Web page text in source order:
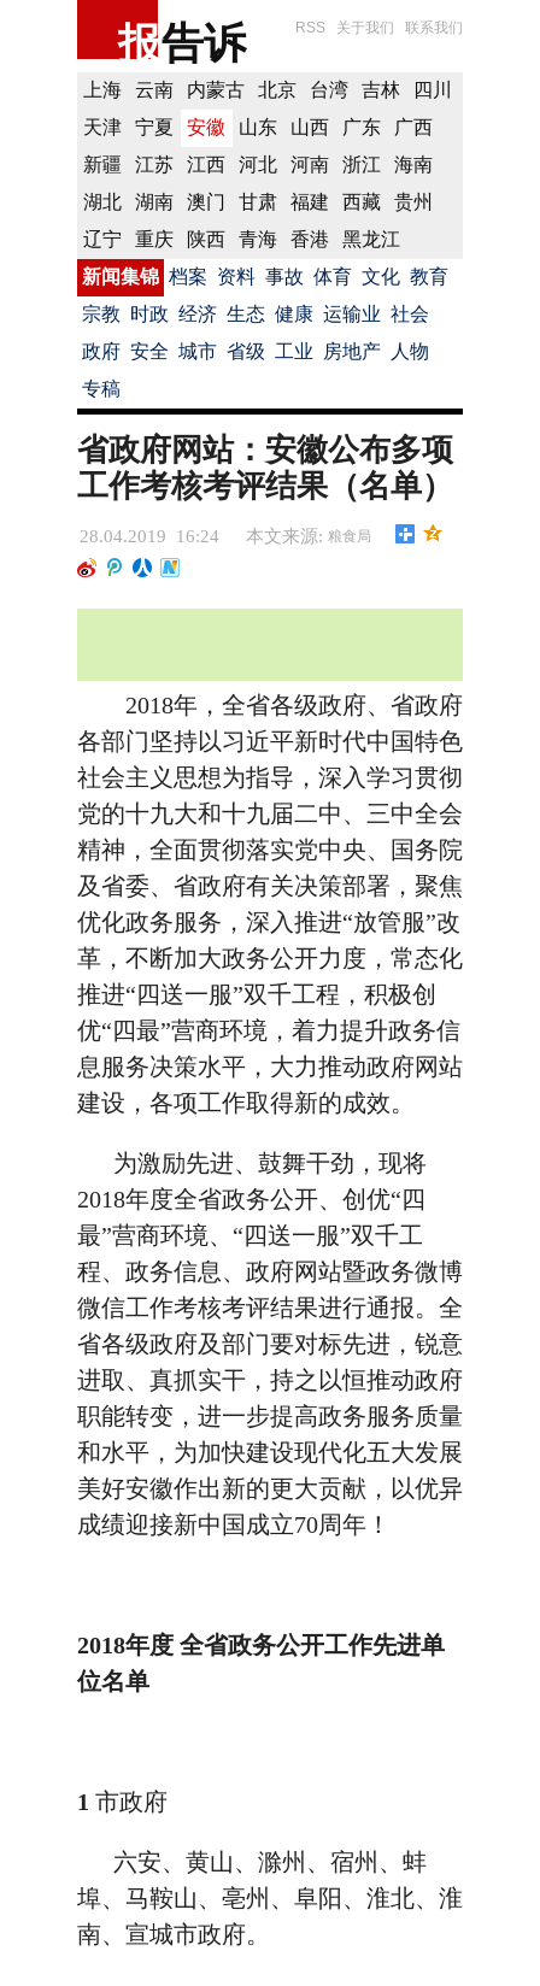
报告诉 RSS 关于我们 联系我们
上海 云南 内蒙古 北京 台湾 吉林
四川
天津
宁夏 安徽 山东 山西 广东
广西
新疆
江苏 江西 河北 河南 浙江
海南
湖北
湖南 澳门 甘肃 福建 西藏
贵州
辽宁
重庆 陕西 青海 香港
黑龙江
新闻集锦 档案 资料 事故 体育 文化 教育
宗教 时政 经济 生态 健康 运输业 社会
政府 安全 城市 省级 工业 房地产
人物
专稿
省政府网站：安徽公布多项
工作考核考评结果（名单）
28.04.2019 16:24 本文来源: 粮食局
2018年，全省各级政府、省政府
各部门坚持以习近平新时代中国特色
社会主义思想为指导，深入学习贯彻
党的十九大和十九届二中、三中全会
精神，全面贯彻落实党中央、国务院
及省委、省政府有关决策部署，聚焦
优化政务服务，深入推进“放管服”改
革，不断加大政务公开力度，常态化
推进“四送一服”双千工程，积极创
优“四最”营商环境，着力提升政务信
息服务决策水平，大力推动政府网站
建设，各项工作取得新的成效。
为激励先进、鼓舞干劲，现将
2018年度全省政务公开、创优“四
最”营商环境、“四送一服”双千工
程、政务信息、政府网站暨政务微博
微信工作考核考评结果进行通报。全
省各级政府及部门要对标先进，锐意
进取、真抓实干，持之以恒推动政府
职能转变，进一步提高政务服务质量
和水平，为加快建设现代化五大发展
美好安徽作出新的更大贡献，以优异
成绩迎接新中国成立70周年！
2018年度 全省政务公开工作先进单
位名单
1 市政府
六安、黄山、滁州、宿州、蚌
埠、马鞍山、亳州、阜阳、淮北、淮
南、宣城市政府。